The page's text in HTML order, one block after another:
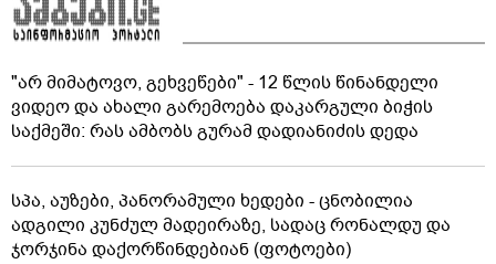
"არ მიმატოვო, გეხვეწები" - 12 წლის წინანდელი
ვიდეო და ახალი გარემოება დაკარგული ბიჭის
საქმეში: რას ამბობს გურამ დადიანიძის დედა
სპა, აუზები, პანორამული ხედები - ცნობილია
ადგილი კუნძულ მადეირაზე, სადაც რონალდუ და
ჯორჯინა დაქორწინდებიან (ფოტოები)